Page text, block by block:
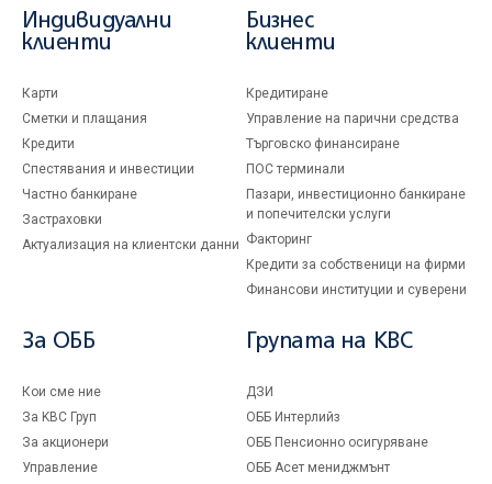
Индивидуални
клиенти
Карти
Сметки и плащания
Кредити
Спестявания и инвестиции
Частно банкиране
Застраховки
Актуализация на клиентски данни
Бизнес
клиенти
Кредитиране
Управление на парични средства
Търговско финансиране
ПОС терминали
Пазари, инвестиционно банкиране
и попечителски услуги
Факторинг
Кредити за собственици на фирми
Финансови институции и суверени
За ОББ
Кои сме ние
За KBC Груп
За акционери
Управление
Групата на KBC
ДЗИ
ОББ Интерлийз
ОББ Пенсионно осигуряване
ОББ Асет мениджмънт